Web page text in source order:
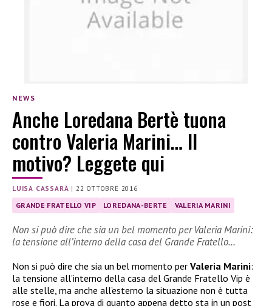
NEWS
Anche Loredana Bertè tuona
contro Valeria Marini… Il
motivo? Leggete qui
LUISA CASSARÀ | 22 OTTOBRE 2016
GRANDE FRATELLO VIP LOREDANA-BERTE VALERIA MARINI
Non si può dire che sia un bel momento per Valeria Marini:
la tensione all’interno della casa del Grande Fratello…
Non si può dire che sia un bel momento per Valeria Marini:
la tensione all’interno della casa del Grande Fratello Vip è
alle stelle, ma anche all’esterno la situazione non è tutta
rose e fiori. La prova di quanto appena detto sta in un post